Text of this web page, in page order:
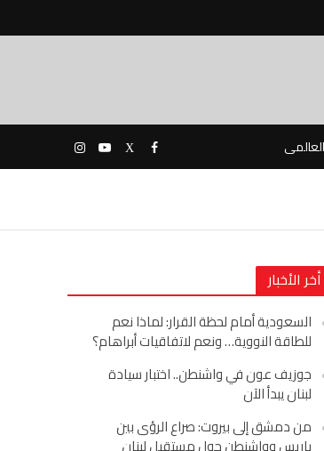
أخر الأخبار
السعودية أمام لحظة القرار: لماذا نعم
للطاقة النووية… ونعم لاتفاقيات أبراهام؟
جوزيف عون في واشنطن.. اختبار سيادة
لبنان يبدأ الآن
من دمشق إلى بيروت: صراع الرؤى بين